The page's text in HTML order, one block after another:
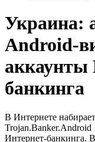
Украина:
Android-
аккаунты
банкинга
В Интернете
Trojan.Banker.Android
Интернет-банкинга.